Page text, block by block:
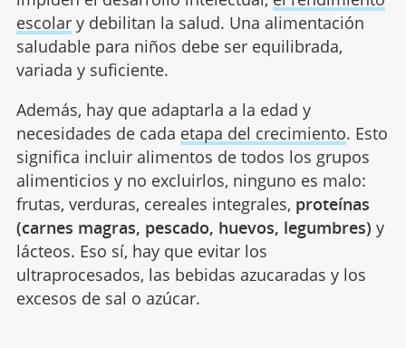
escolary debilitan la salud. Una alimentación
saludable para niños debe ser equilibrada,
variada y suficiente.
Además, hay que adaptarla a la edad y
necesidades de cada etapa del crecimiento. Esto
significa incluir alimentos de todos los grupos
alimenticios y no excluirlos, ninguno es malo:
frutas, verduras, cereales integrales, proteínas
(carnes magras, pescado, huevos, legumbres) y
lácteos. Eso sí, hay que evitar los
ultraprocesados, las bebidas azucaradas y los
excesos de sal o azúcar.